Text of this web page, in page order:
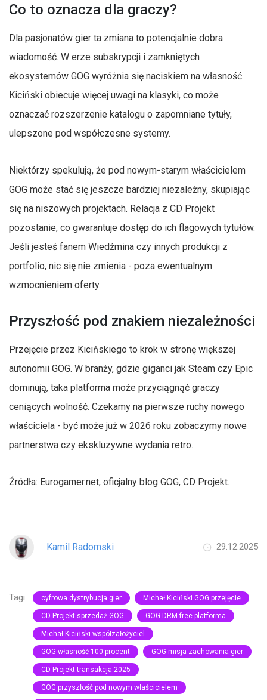
Co to oznacza dla graczy?
Dla pasjonatów gier ta zmiana to potencjalnie dobra
wiadomość. W erze subskrypcji i zamkniętych
ekosystemów GOG wyróżnia się naciskiem na własność.
Kiciński obiecuje więcej uwagi na klasyki, co może
oznaczać rozszerzenie katalogu o zapomniane tytuły,
ulepszone pod współczesne systemy.
Niektórzy spekulują, że pod nowym-starym właścicielem
GOG może stać się jeszcze bardziej niezależny, skupiając
się na niszowych projektach. Relacja z CD Projekt
pozostanie, co gwarantuje dostęp do ich flagowych tytułów.
Jeśli jesteś fanem Wiedźmina czy innych produkcji z
portfolio, nic się nie zmienia - poza ewentualnym
wzmocnieniem oferty.
Przyszłość pod znakiem niezależności
Przejęcie przez Kicińskiego to krok w stronę większej
autonomii GOG. W branży, gdzie giganci jak Steam czy Epic
dominują, taka platforma może przyciągnąć graczy
ceniących wolność. Czekamy na pierwsze ruchy nowego
właściciela - być może już w 2026 roku zobaczymy nowe
partnerstwa czy ekskluzywne wydania retro.
Źródła: Eurogamer.net, oficjalny blog GOG, CD Projekt.
Kamil Radomski 29.12.2025
Tagi: cyfrowa dystrybucja gier Michał Kiciński GOG przejęcie
CD Projekt sprzedaż GOG GOG DRM-free platforma
Michał Kiciński współzałożyciel
GOG własność 100 procent GOG misja zachowania gier
CD Projekt transakcja 2025
GOG przyszłość pod nowym właścicielem